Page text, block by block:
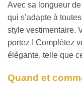
Avec sa longueur
qui s’adapte à
style vestimentaire.
portez ! Complétez
élégante, telle que
Quand et